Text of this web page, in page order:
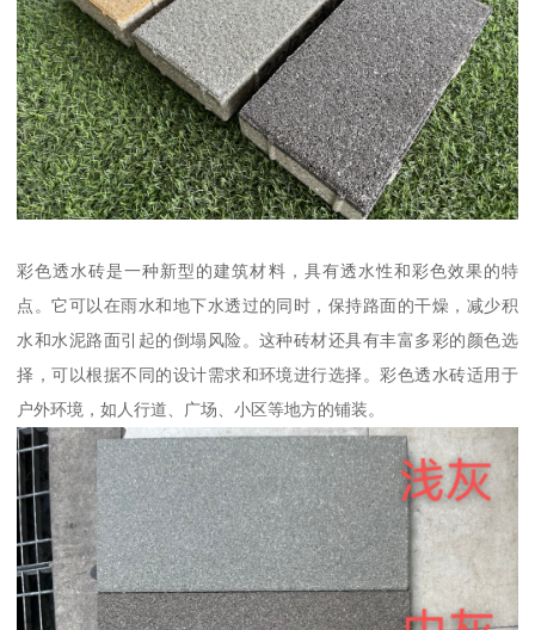
彩色透水砖是一种新型的建筑材料，具有透水性和彩色效果的特
点。它可以在雨水和地下水透过的同时，保持路面的干燥，减少积
水和水泥路面引起的倒塌风险。这种砖材还具有丰富多彩的颜色选
择，可以根据不同的设计需求和环境进行选择。彩色透水砖适用于
户外环境，如人行道、广场、小区等地方的铺装。